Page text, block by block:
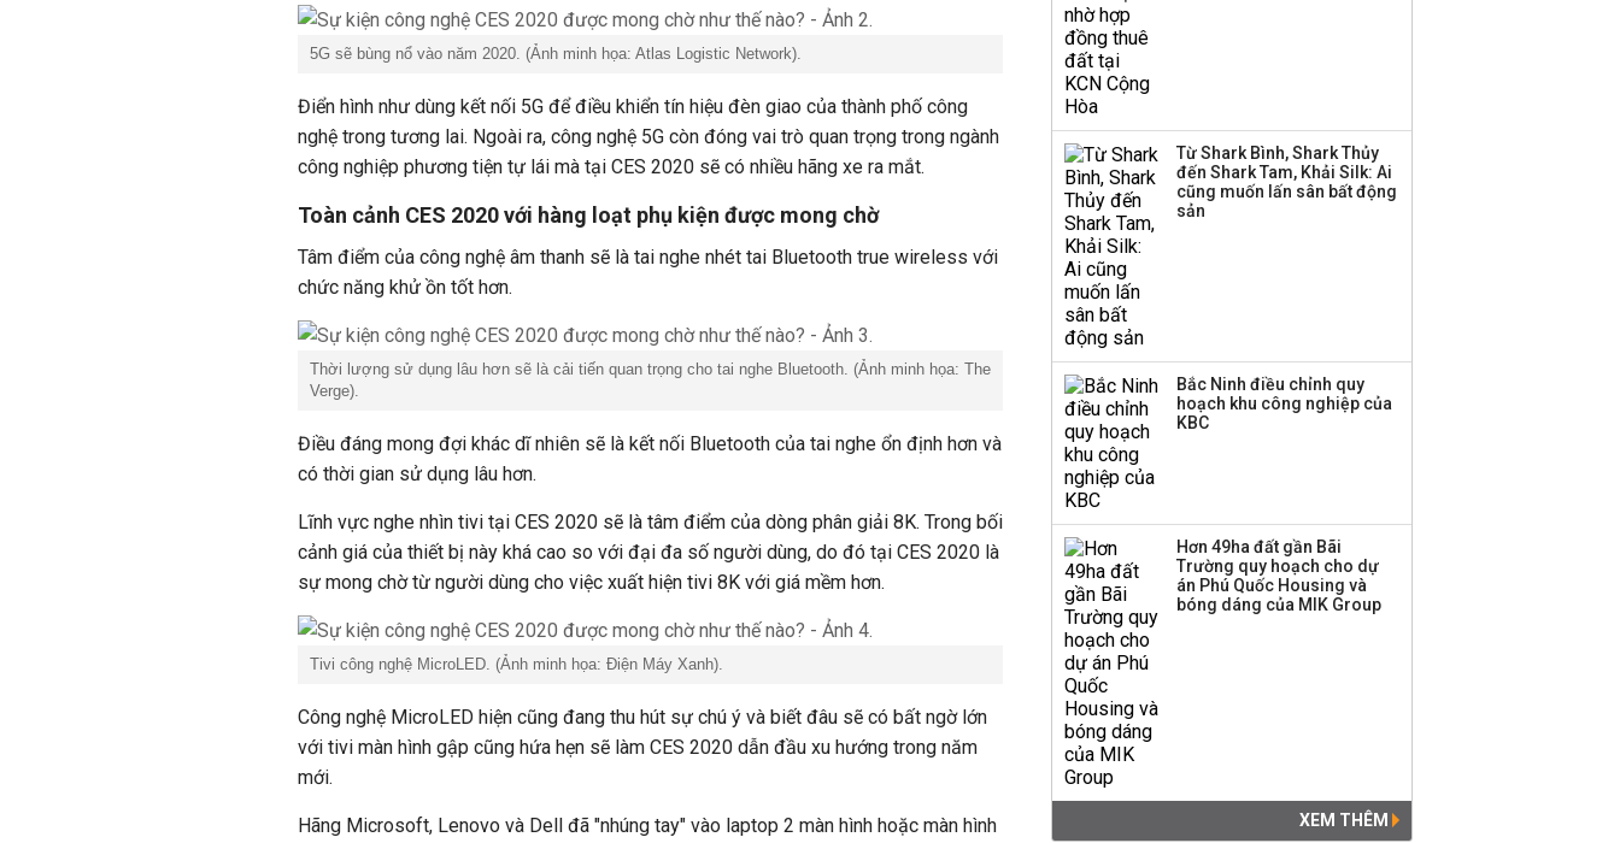
5G sẽ bùng nổ vào năm 2020. (Ảnh minh họa: Atlas Logistic Network).
Điển hình như dùng kết nối 5G để điều khiển tín hiệu đèn giao của thành phố công
nghệ trong tương lai. Ngoài ra, công nghệ 5G còn đóng vai trò quan trọng trong ngành
công nghiệp phương tiện tự lái mà tại CES 2020 sẽ có nhiều hãng xe ra mắt.
Toàn cảnh CES 2020 với hàng loạt phụ kiện được mong chờ
Tâm điểm của công nghệ âm thanh sẽ là tai nghe nhét tai Bluetooth true wireless với
chức năng khử ồn tốt hơn.
Thời lượng sử dụng lâu hơn sẽ là cải tiến quan trọng cho tai nghe Bluetooth. (Ảnh minh họa: The
Verge).
Điều đáng mong đợi khác dĩ nhiên sẽ là kết nối Bluetooth của tai nghe ổn định hơn và
có thời gian sử dụng lâu hơn.
Lĩnh vực nghe nhìn tivi tại CES 2020 sẽ là tâm điểm của dòng phân giải 8K. Trong bối
cảnh giá của thiết bị này khá cao so với đại đa số người dùng, do đó tại CES 2020 là
sự mong chờ từ người dùng cho việc xuất hiện tivi 8K với giá mềm hơn.
Tivi công nghệ MicroLED. (Ảnh minh họa: Điện Máy Xanh).
Công nghệ MicroLED hiện cũng đang thu hút sự chú ý và biết đâu sẽ có bất ngờ lớn
với tivi màn hình gập cũng hứa hẹn sẽ làm CES 2020 dẫn đầu xu hướng trong năm
mới.
Hãng Microsoft, Lenovo và Dell đã "nhúng tay" vào laptop 2 màn hình hoặc màn hình
tăng vốn lên gần
77.800 tỷ
Từ Shark Bình, Shark Thủy
đến Shark Tam, Khải Silk: Ai
cũng muốn lấn sân bất động
sản
Bắc Ninh điều chỉnh quy
hoạch khu công nghiệp của
KBC
Hơn 49ha đất gần Bãi
Trường quy hoạch cho dự
án Phú Quốc Housing và
bóng dáng của MIK Group
XEM THÊM